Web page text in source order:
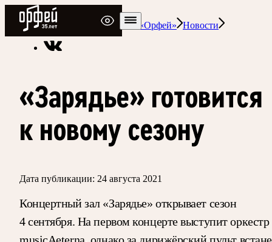
Радио Орфей
Радио классической музыки «Орфей»
Новости
«Зарядье» готовится
к новому сезону
Дата публикации: 24 августа 2021
Концертный зал «Зарядье» открывает сезон
4 сентября. На первом концерте выступит оркестр